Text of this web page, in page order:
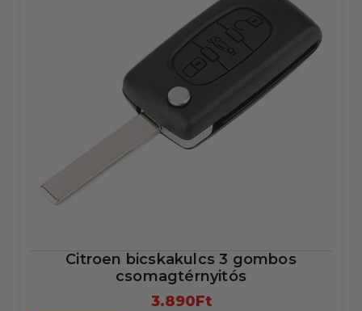
Citroen bicskakulcs 3 gombos
csomagtérnyitós
3.890Ft